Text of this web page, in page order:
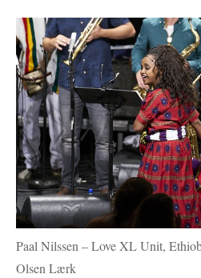
Paal Nilssen – Love XL Unit,
Olsen Lærk